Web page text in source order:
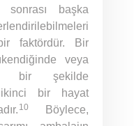
sonrası başka
faktördür. Bir
veya
bir şekilde
ikinci bir hayat
10
Böylece,